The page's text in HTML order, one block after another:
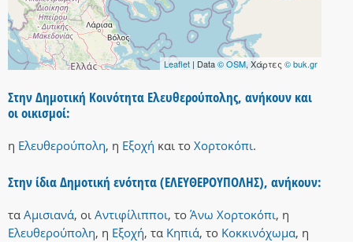
Leaflet | Data© OSM, Χάρτες © buk.gr
Στην Δημοτική Κοινότητα Ελευθερούπολης, ανήκουν και
οι οικισμοί:
η Ελευθερούπολη, η Εξοχή και το Χορτοκόπι.
Στην ίδια Δημοτική ενότητα (ΕΛΕΥΘΕΡΟΥΠΟΛΗΣ), ανήκουν:
τα Αμισιανά, οι Αντιφίλιπποι, το Άνω Χορτοκόπι, η
Ελευθερούπολη, η Εξοχή, τα Κηπιά, το Κοκκινόχωμα, η